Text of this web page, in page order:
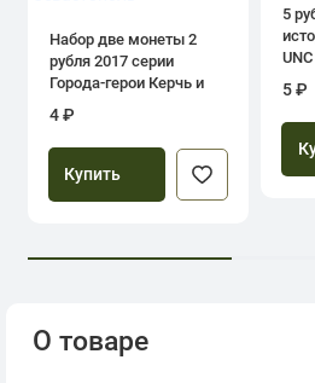
Набор две монеты 2
рубля 2017 серии
Города-герои Керчь и
4 ₽
Купить
5
UNC
5 ₽
О товаре